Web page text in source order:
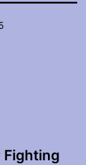
Fighting